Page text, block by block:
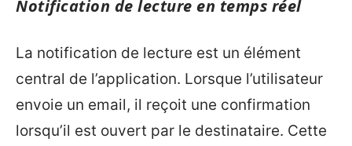
Notification de lecture en temps réel
La notification de lecture est un élément
central de l’application. Lorsque l’utilisateur
envoie un email, il reçoit une confirmation
lorsqu’il est ouvert par le destinataire. Cette